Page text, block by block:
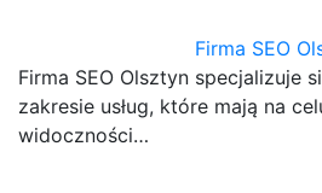
Firma SEO
Firma SEO Olsztyn specjalizuje
zakresie usług, które mają na
widoczności…